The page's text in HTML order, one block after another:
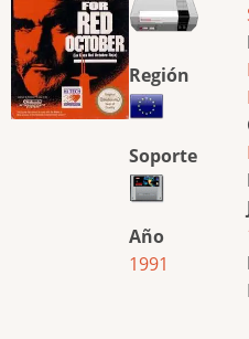
Región
Soporte
Año
1991